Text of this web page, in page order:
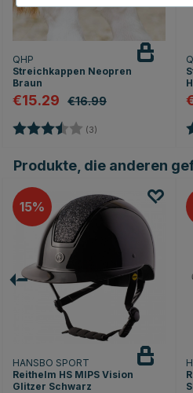
QHP
Streichkappen Neopren
Braun
€15.29 €16.99
Bewertung: (3)
Produkte, die anderen
15
HANSBO SPORT
Reithelm HS MIPS Vision
Glitzer Schwarz